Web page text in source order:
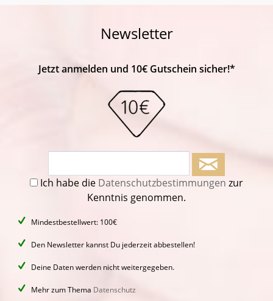
Newsletter
Jetzt anmelden und 10€ Gutschein sicher!*
Ich habe die Datenschutzbestimmungen zur
Kenntnis genommen.
Mindestbestellwert: 100€
Den Newsletter kannst Du jederzeit abbestellen!
Deine Daten werden nicht weitergegeben.
Mehr zum Thema Datenschutz